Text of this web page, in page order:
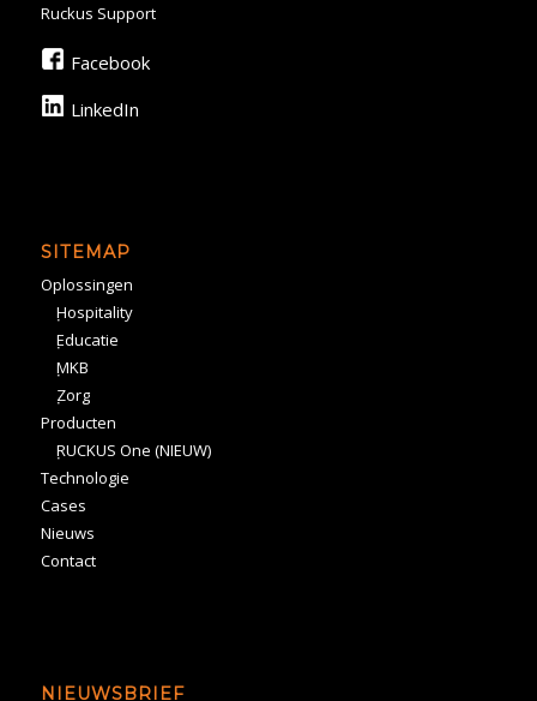
Ruckus Support
Facebook
LinkedIn
SITEMAP
Oplossingen
Hospitality
Educatie
MKB
Zorg
Producten
RUCKUS One (NIEUW)
Technologie
Cases
Nieuws
Contact
NIEUWSBRIEF